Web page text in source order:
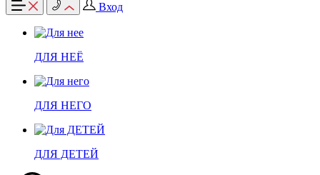
Вход
ДЛЯ НЕЁ
ДЛЯ НЕГО
ДЛЯ ДЕТЕЙ